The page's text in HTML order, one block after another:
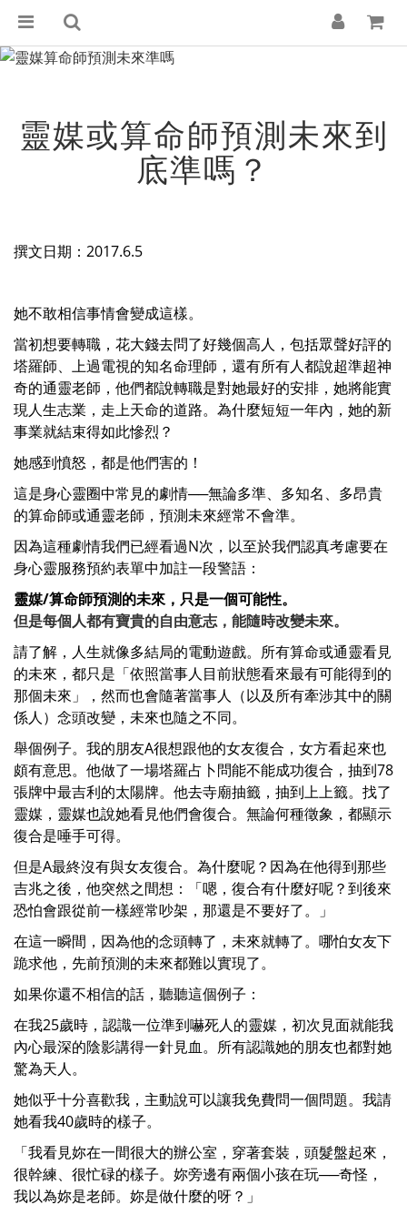
靈媒或算命師預測未來到
底準嗎？
撰文日期：2017.6.5
她不敢相信事情會變成這樣。
當初想要轉職，花大錢去問了好幾個高人，包括眾聲好評的
塔羅師、上過電視的知名命理師，還有所有人都說超準超神
奇的通靈老師，他們都說轉職是對她最好的安排，她將能實
現人生志業，走上天命的道路。為什麼短短一年內，她的新
事業就結束得如此慘烈？
她感到憤怒，都是他們害的！
這是身心靈圈中常見的劇情──無論多準、多知名、多昂貴
的算命師或通靈老師，預測未來經常不會準。
因為這種劇情我們已經看過N次，以至於我們認真考慮要在
身心靈服務預約表單中加註一段警語：
靈媒/算命師預測的未來，只是一個可能性。
但是每個人都有寶貴的自由意志，能隨時改變未來。
請了解，人生就像多結局的電動遊戲。所有算命或通靈看見
的未來，都只是「依照當事人目前狀態看來最有可能得到的
那個未來」，然而也會隨著當事人（以及所有牽涉其中的關
係人）念頭改變，未來也隨之不同。
舉個例子。我的朋友A很想跟他的女友復合，女方看起來也
頗有意思。他做了一場塔羅占卜問能不能成功復合，抽到78
張牌中最吉利的太陽牌。他去寺廟抽籤，抽到上上籤。找了
靈媒，靈媒也說她看見他們會復合。無論何種徵象，都顯示
復合是唾手可得。
但是A最終沒有與女友復合。為什麼呢？因為在他得到那些
吉兆之後，他突然之間想：「嗯，復合有什麼好呢？到後來
恐怕會跟從前一樣經常吵架，那還是不要好了。」
在這一瞬間，因為他的念頭轉了，未來就轉了。哪怕女友下
跪求他，先前預測的未來都難以實現了。
如果你還不相信的話，聽聽這個例子：
在我25歲時，認識一位準到嚇死人的靈媒，初次見面就能我
內心最深的陰影講得一針見血。所有認識她的朋友也都對她
驚為天人。
她似乎十分喜歡我，主動說可以讓我免費問一個問題。我請
她看我40歲時的樣子。
「我看見妳在一間很大的辦公室，穿著套裝，頭髮盤起來，
很幹練、很忙碌的樣子。妳旁邊有兩個小孩在玩──奇怪，
我以為妳是老師。妳是做什麼的呀？」